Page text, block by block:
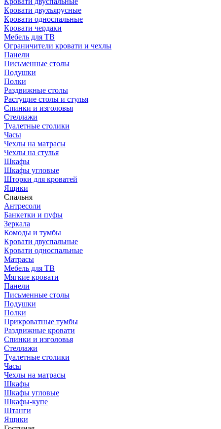
Кровати двухъярусные
Кровати односпальные
Кровати чердаки
Мебель для ТВ
Ограничители кровати и чехлы
Панели
Письменные столы
Подушки
Полки
Раздвижные столы
Растущие столы и стулья
Спинки и изголовья
Стеллажи
Туалетные столики
Часы
Чехлы на матрасы
Чехлы на стулья
Шкафы
Шкафы угловые
Шторки для кроватей
Ящики
Спальня
Антресоли
Банкетки и пуфы
Зеркала
Комоды и тумбы
Кровати двуспальные
Кровати односпальные
Матрасы
Мебель для ТВ
Мягкие кровати
Панели
Письменные столы
Подушки
Полки
Прикроватные тумбы
Раздвижные кровати
Спинки и изголовья
Стеллажи
Туалетные столики
Часы
Чехлы на матрасы
Шкафы
Шкафы угловые
Шкафы-купе
Штанги
Ящики